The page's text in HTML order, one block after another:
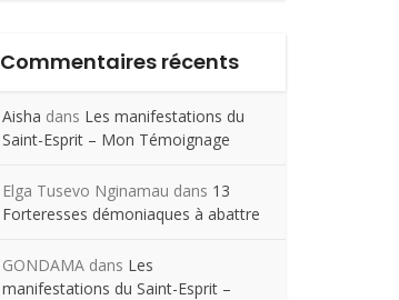
Commentaires récents
Aisha dans Les manifestations du
Saint-Esprit – Mon Témoignage
Elga Tusevo Nginamau dans 13
Forteresses démoniaques à abattre
GONDAMA dans Les
manifestations du Saint-Esprit –